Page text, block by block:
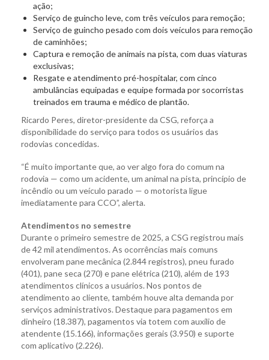
ação;
Serviço de guincho leve, com três veículos para remoção;
Serviço de guincho pesado com dois veículos para remoção
de caminhões;
Captura e remoção de animais na pista, com duas viaturas
exclusivas;
Resgate e atendimento pré-hospitalar, com cinco
ambulâncias equipadas e equipe formada por socorristas
treinados em trauma e médico de plantão.
Ricardo Peres, diretor-presidente da CSG, reforça a
disponibilidade do serviço para todos os usuários das
rodovias concedidas.
“É muito importante que, ao ver algo fora do comum na
rodovia — como um acidente, um animal na pista, princípio de
incêndio ou um veículo parado — o motorista ligue
imediatamente para CCO”, alerta.
Atendimentos no semestre
Durante o primeiro semestre de 2025, a CSG registrou mais
de 42 mil atendimentos. As ocorrências mais comuns
envolveram pane mecânica (2.844 registros), pneu furado
(401), pane seca (270) e pane elétrica (210), além de 193
atendimentos clínicos a usuários. Nos pontos de
atendimento ao cliente, também houve alta demanda por
serviços administrativos. Destaque para pagamentos em
dinheiro (18.387), pagamentos via totem com auxílio de
atendente (15.166), informações gerais (3.950) e suporte
com aplicativo (2.226).